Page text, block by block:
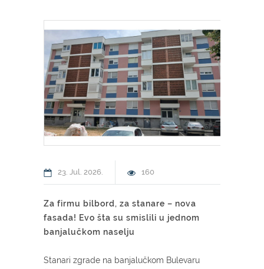
23. Jul. 2026. 160
Za firmu bilbord, za stanare – nova
fasada! Evo šta su smislili u jednom
banjalučkom naselju
Stanari zgrade na banjalučkom Bulevaru